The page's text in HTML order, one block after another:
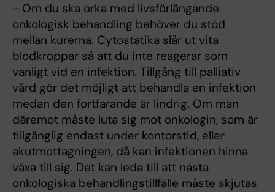
– Om du ska orka med livsförlängande
onkologisk behandling behöver du stöd
mellan kurerna. Cytostatika slår ut vita
blodkroppar så att du inte reagerar som
vanligt vid en infektion. Tillgång till palliativ
vård gör det möjligt att behandla en infektion
medan den fortfarande är lindrig. Om man
däremot måste luta sig mot onkologin, som är
tillgänglig endast under kontorstid, eller
akutmottagningen, då kan infektionen hinna
växa till sig. Det kan leda till att nästa
onkologiska behandlingstillfälle måste skjutas